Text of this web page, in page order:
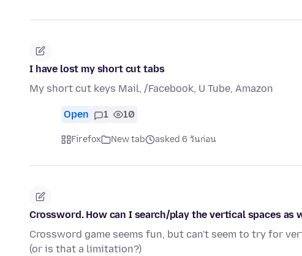
I have lost my short cut tabs
My short cut keys Mail, /Facebook, U Tube, Amazon
Open 1 10
Firefox New tab asked 6 วันก่อน
Crossword. How can I search/play the vertical spaces as
Crossword game seems fun, but can't seem to try for
(or is that a limitation?)